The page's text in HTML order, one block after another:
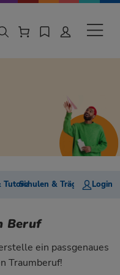
TutorialsSchulen & Träger Login
Beruf
ein passgenaues
Traumberuf!